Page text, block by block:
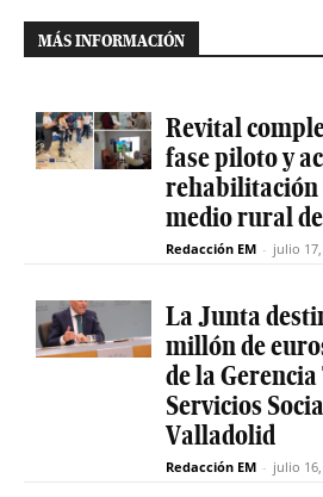
MÁS INFORMACIÓN
Revital
fase piloto y
rehabilitación
medio rural
Redacción EM - julio
La Junta
millón de
de la
Servicios
Valladolid
Redacción EM - julio